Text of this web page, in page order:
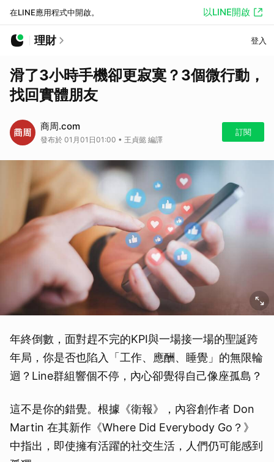
在LINE應用程式中開啟。 以LINE開啟
理財 登入
滑了3小時手機卻更寂寞？3個微行動，
找回實體朋友
商周.com
發布於 01月01日01:00 • 王貞懿 編譯
訂閱
年終倒數，面對趕不完的KPI與一場接一場的聖誕跨
年局，你是否也陷入「工作、應酬、睡覺」的無限輪
迴？Line群組響個不停，內心卻覺得自己像座孤島？
這不是你的錯覺。根據《衛報》，內容創作者 Don
Martin 在其新作《Where Did Everybody Go？》
中指出，即使擁有活躍的社交生活，人們仍可能感到